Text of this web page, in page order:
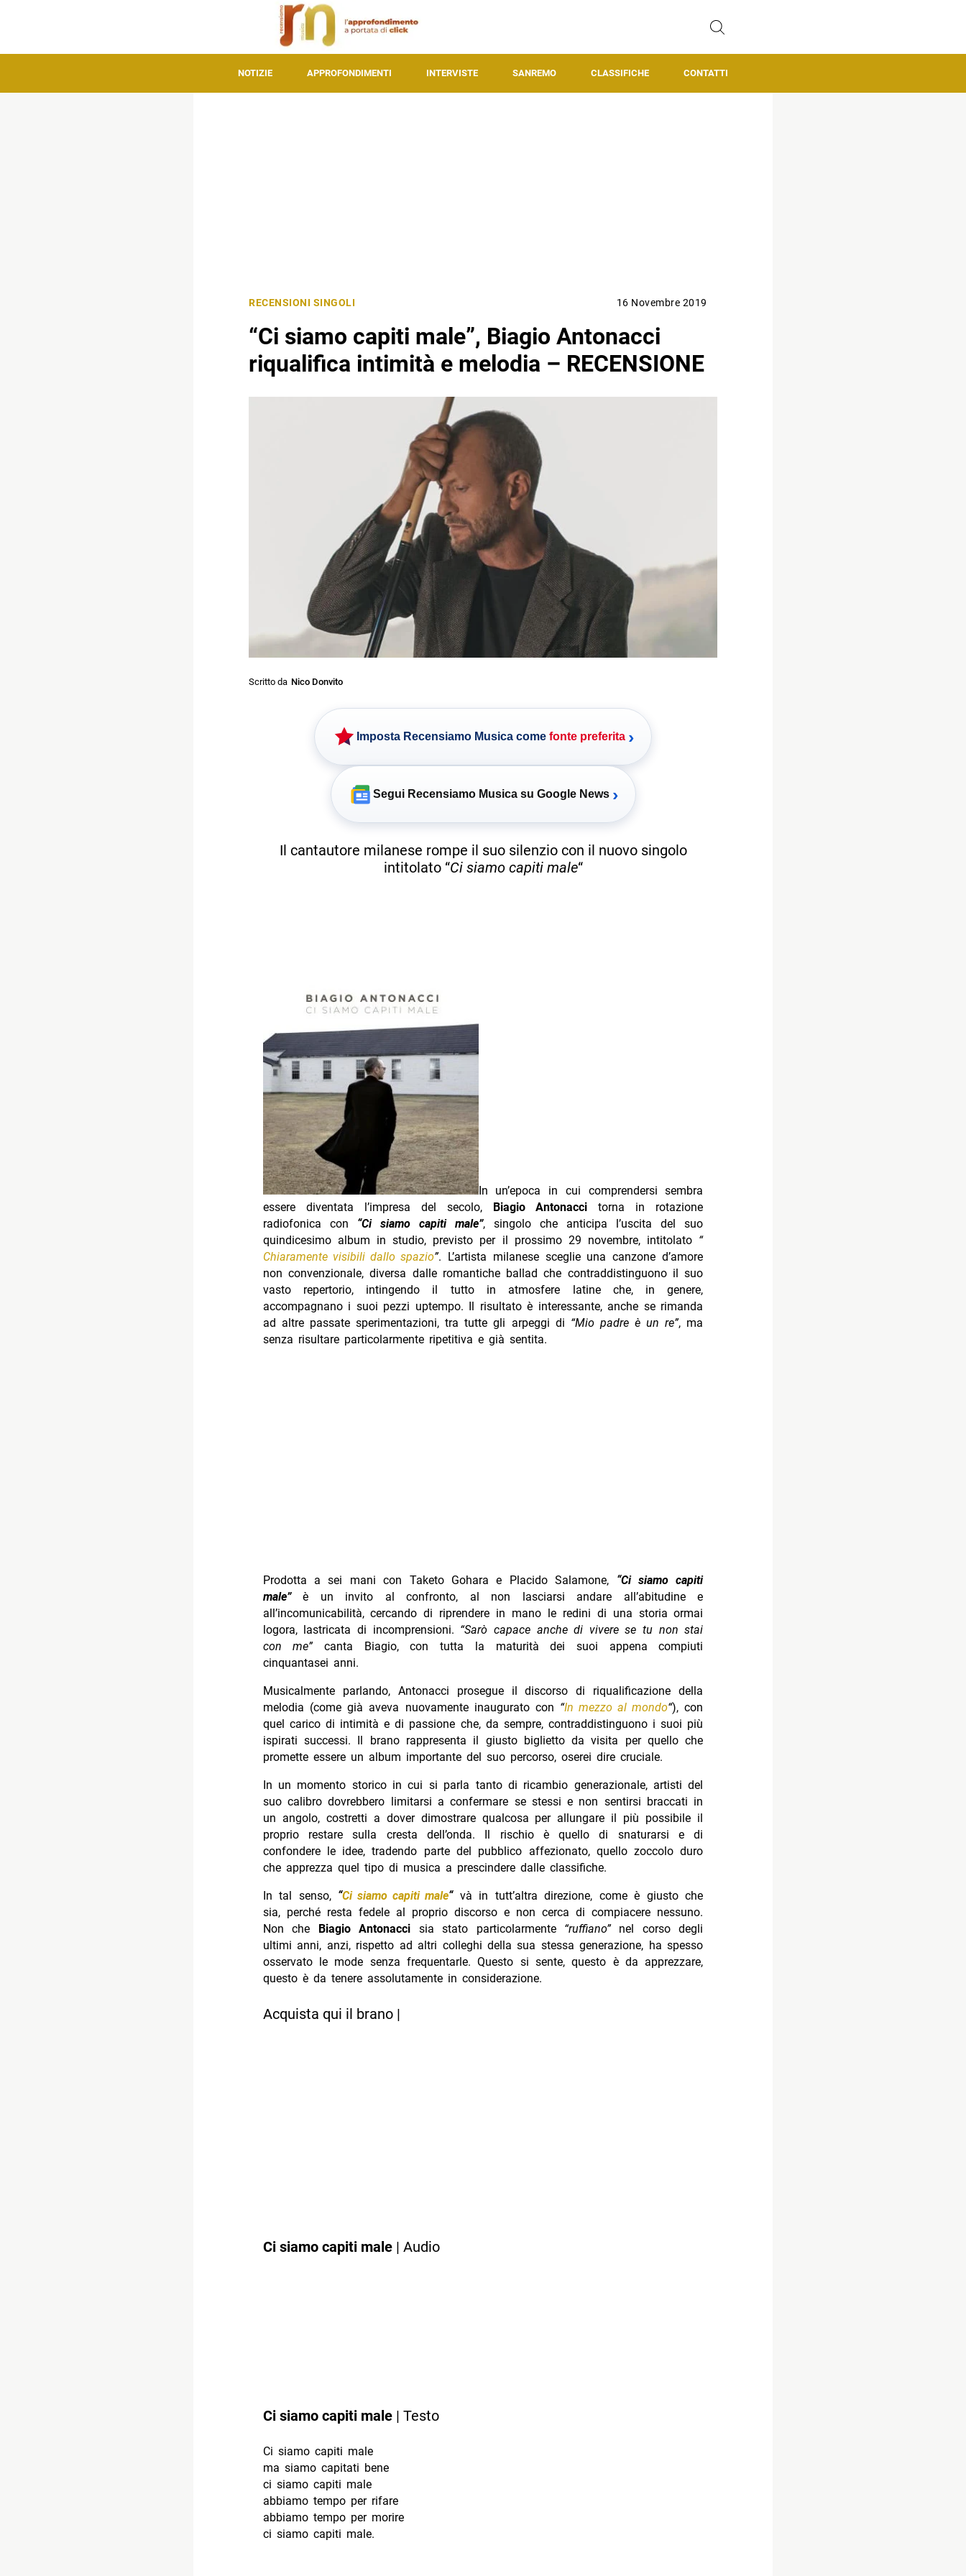
NOTIZIE APPROFONDIMENTI INTERVISTE SANREMO CLASSIFICHE CONTATTI
RECENSIONI SINGOLI 16 Novembre 2019
“Ci siamo capiti male”, Biagio Antonacci
riqualifica intimità e melodia – RECENSIONE
Scritto da Nico Donvito
Imposta Recensiamo Musica come fonte preferita ›
Segui Recensiamo Musica su Google News ›
Il cantautore milanese rompe il suo silenzio con il nuovo singolo
intitolato “Ci siamo capiti male“
In un’epoca in cui comprendersi sembra
essere diventata l’impresa del secolo, Biagio Antonacci torna in rotazione
radiofonica con “Ci siamo capiti male”, singolo che anticipa l’uscita del suo
quindicesimo album in studio, previsto per il prossimo 29 novembre, intitolato “
Chiaramente visibili dallo spazio”. L’artista milanese sceglie una canzone d’amore
non convenzionale, diversa dalle romantiche ballad che contraddistinguono il suo
vasto repertorio, intingendo il tutto in atmosfere latine che, in genere,
accompagnano i suoi pezzi uptempo. Il risultato è interessante, anche se rimanda
ad altre passate sperimentazioni, tra tutte gli arpeggi di “Mio padre è un re”, ma
senza risultare particolarmente ripetitiva e già sentita.
Prodotta a sei mani con Taketo Gohara e Placido Salamone, “Ci siamo capiti
male”è un invito al confronto, al non lasciarsi andare all’abitudine e
all’incomunicabilità, cercando di riprendere in mano le redini di una storia ormai
logora, lastricata di incomprensioni. “Sarò capace anche di vivere se tu non stai
con me”canta Biagio, con tutta la maturità dei suoi appena compiuti
cinquantasei anni.
Musicalmente parlando, Antonacci prosegue il discorso di riqualificazione della
melodia (come già aveva nuovamente inaugurato con “In mezzo al mondo“), con
quel carico di intimità e di passione che, da sempre, contraddistinguono i suoi più
ispirati successi. Il brano rappresenta il giusto biglietto da visita per quello che
promette essere un album importante del suo percorso, oserei dire cruciale.
In un momento storico in cui si parla tanto di ricambio generazionale, artisti del
suo calibro dovrebbero limitarsi a confermare se stessi e non sentirsi braccati in
un angolo, costretti a dover dimostrare qualcosa per allungare il più possibile il
proprio restare sulla cresta dell’onda. Il rischio è quello di snaturarsi e di
confondere le idee, tradendo parte del pubblico affezionato, quello zoccolo duro
che apprezza quel tipo di musica a prescindere dalle classifiche.
In tal senso, “Ci siamo capiti male“và in tutt’altra direzione, come è giusto che
sia, perché resta fedele al proprio discorso e non cerca di compiacere nessuno.
Non che Biagio Antonacci sia stato particolarmente “ruffiano”nel corso degli
ultimi anni, anzi, rispetto ad altri colleghi della sua stessa generazione, ha spesso
osservato le mode senza frequentarle. Questo si sente, questo è da apprezzare,
questo è da tenere assolutamente in considerazione.
Acquista qui il brano |
Ci siamo capiti male| Audio
Ci siamo capiti male| Testo
Ci siamo capiti male
ma siamo capitati bene
ci siamo capiti male
abbiamo tempo per rifare
abbiamo tempo per morire
ci siamo capiti male.